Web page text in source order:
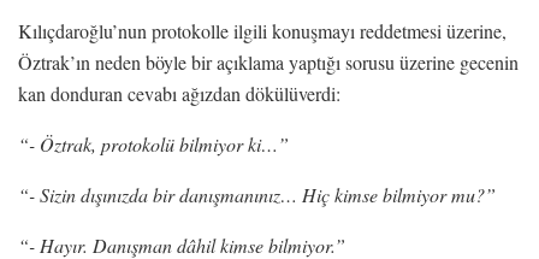
Kılıçdaroğlu’nun protokolle ilgili konuşmayı reddetmesi üzerine,
Öztrak’ın neden böyle bir açıklama yaptığı sorusu üzerine gecenin
kan donduran cevabı ağızdan dökülüverdi:
“- Öztrak, protokolü bilmiyor ki…”
“- Sizin dışınızda bir danışmanınız… Hiç kimse bilmiyor mu?”
“- Hayır. Danışman dâhil kimse bilmiyor.”